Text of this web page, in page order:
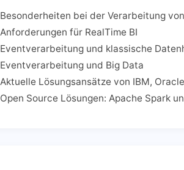
Besonderheiten bei der Verarbeitung
Anforderungen für RealTime BI
Eventverarbeitung und klassische
Eventverarbeitung und Big Data
Aktuelle Lösungsansätze von IBM,
Open Source Lösungen: Apache Spark